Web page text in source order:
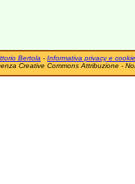
Bertola - Informativa privacy e cookie
Creative Commons Attribuzione -